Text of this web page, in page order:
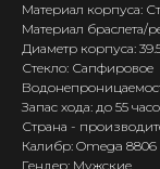
Материал корпуса:
Материал браслета/
Диаметр корпуса:
Стекло: Сапфировое
Запас хода: до 55
Страна -
Калибр: Omega 8806
Гендер: Мужские